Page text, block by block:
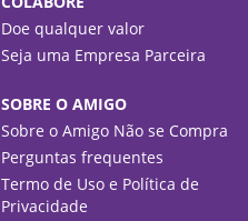
Doe qualquer valor
Seja uma Empresa Parceira
SOBRE O AMIGO
Sobre o Amigo Não se Compra
Perguntas frequentes
Termo de Uso e Política de
Privacidade